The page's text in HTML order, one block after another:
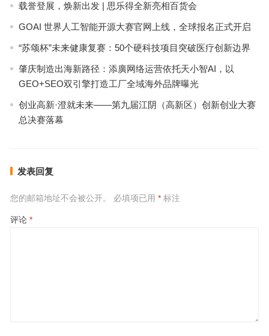
载誉登展，焕新出发 | 思乐得全新亮相百货会
GOAI 世界人工智能开源大赛官网上线，全球报名正式开启
“苏颂杯”未来健康复赛：50个硬科技项目突破医疗创新边界
肇庆制造出海新路径：添廣网络运营依托天小智AI，以
GEO+SEO双引擎打造工厂全域海外品牌曝光
创业高新·澄就未来——第九届江阴（高新区）创新创业大赛
总决赛落幕
发表回复
您的邮箱地址不会被公开。 必填项已用 *标注
评论 *